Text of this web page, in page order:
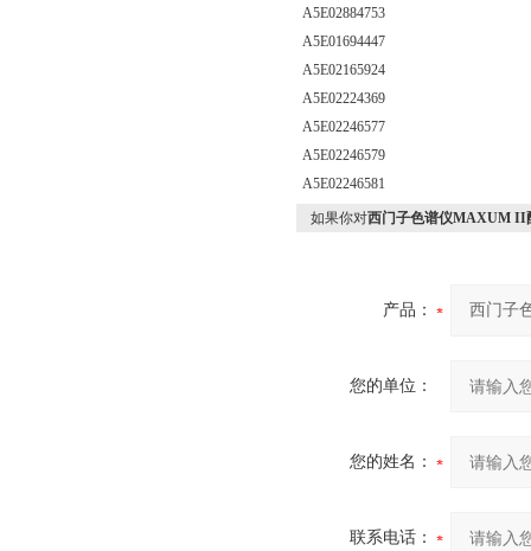
A5E02884753
A5E01694447
A5E02165924
A5E02224369
A5E02246577
A5E02246579
A5E02246581
如果你对西门子色谱仪MAXUM II
产品：
您的单位：
您的姓名：
联系电话：